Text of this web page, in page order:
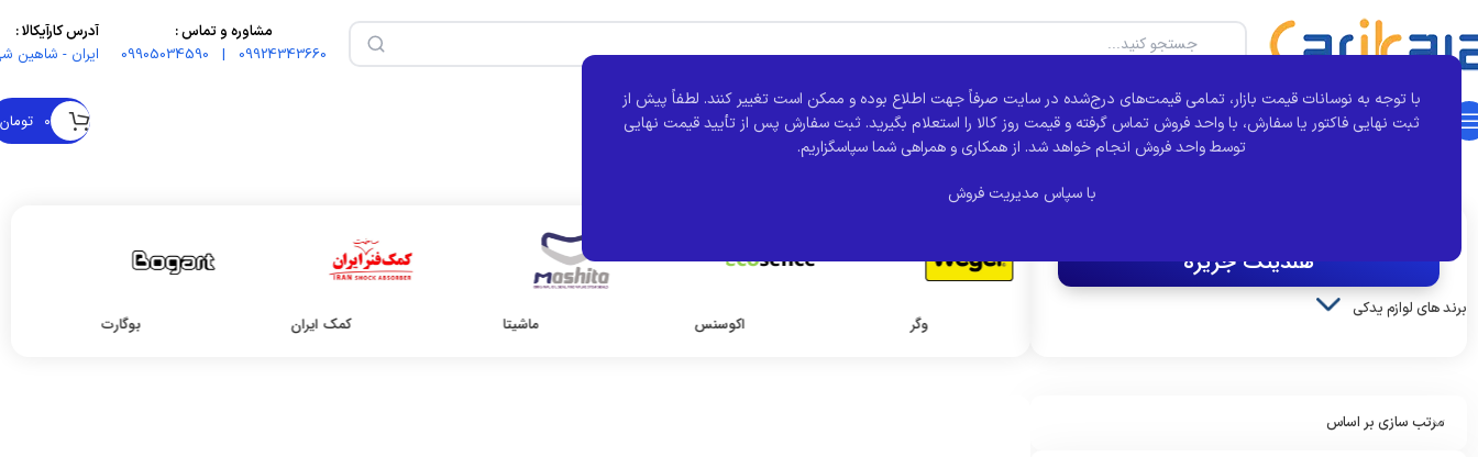
با توجه به نوسانات قیمت بازار، تمامی قیمت‌های درج‌شده در سایت صرفاً جهت اطلاع بوده و ممکن است تغییر کنند. لطفاً پیش از
ثبت نهایی فاکتور یا سفارش، با واحد فروش تماس گرفته و قیمت روز کالا را استعلام بگیرید. ثبت سفارش پس از تأیید قیمت نهایی
توسط واحد فروش انجام خواهد شد. از همکاری و همراهی شما سپاسگزاریم.
با سپاس مدیریت فروش
مشاوره و تماس :
09924343660 | 09905034590
آدرس کارآیکالا :
ایران - شاهین
دسته بندی محصولات خانهبجورتماس با مادرباره کارآی کالا مقالات ۰ تومان
نمایش 1–12 از 122 نتیجه
وگر اکوسنس ماشیتا کمک ایران بوگارت
هلدینگ جزیره
برند های لوازم یدکی
مرتب سازی بر اساس